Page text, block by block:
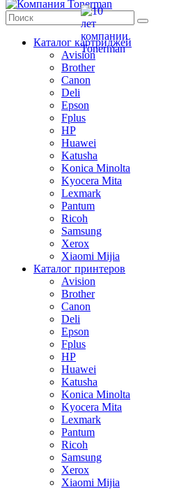
Каталог картриджей
Avision
Brother
Canon
Deli
Epson
Fplus
HP
Huawei
Katusha
Konica Minolta
Kyocera Mita
Lexmark
Pantum
Ricoh
Samsung
Xerox
Xiaomi Mijia
Каталог принтеров
Avision
Brother
Canon
Deli
Epson
Fplus
HP
Huawei
Katusha
Konica Minolta
Kyocera Mita
Lexmark
Pantum
Ricoh
Samsung
Xerox
Xiaomi Mijia